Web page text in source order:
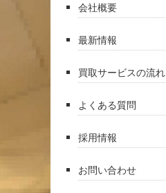
会社概要
最新情報
買取サービスの流れ
よくある質問
採用情報
お問い合わせ